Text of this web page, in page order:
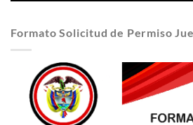
Formato Solicitud de Permiso